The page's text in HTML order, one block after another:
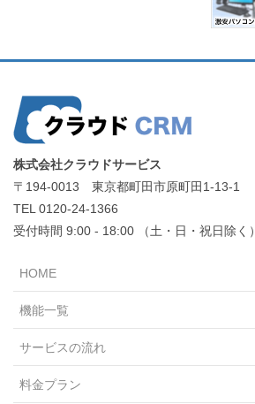
株式会社クラウドサービス
〒194-0013 東京都町田市原町田1-13-1
TEL 0120-24-1366
受付時間 9:00 - 18:00 （土・日・祝日除く）
HOME
機能一覧
サービスの流れ
料金プラン